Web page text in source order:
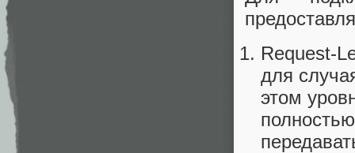
Request-
для
этом